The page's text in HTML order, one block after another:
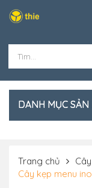
DANH MỤC SẢN
Trang chủ
Cây kẹp menu